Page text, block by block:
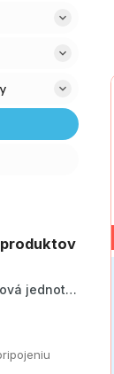
Solárna čerpadlová jednotka ZP2-12 ECO